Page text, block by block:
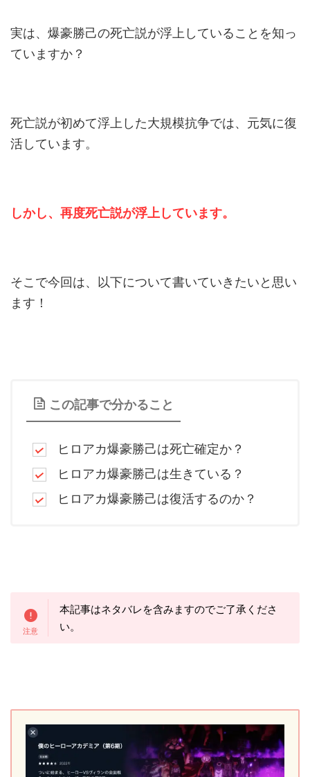
実は、爆豪勝己の死亡説が浮上していることを知っ
ていますか？
死亡説が初めて浮上した大規模抗争では、元気に復
活しています。
しかし、再度死亡説が浮上しています。
そこで今回は、以下について書いていきたいと思い
ます！
この記事で分かること
ヒロアカ爆豪勝己は死亡確定か？
ヒロアカ爆豪勝己は生きている ？
ヒロアカ爆豪勝己は復活するのか？
本記事はネタバレを含みますのでご了承くださ
い。